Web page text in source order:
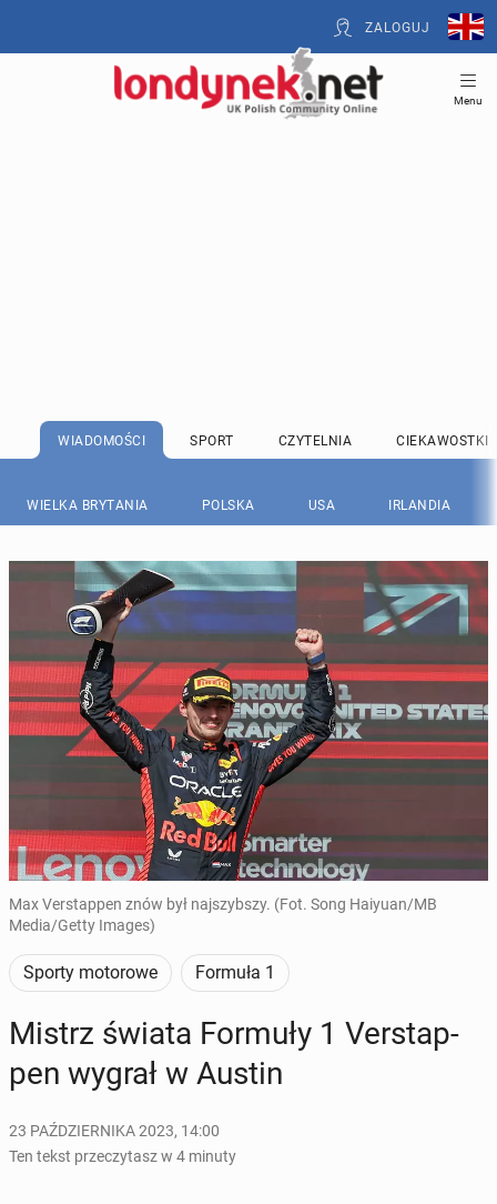
ZALOGUJ
Menu
WIADOMOŚCI SPORT CZYTELNIA CIEKAWOSTKI
WIELKA BRYTANIA POLSKA USA IRLANDIA
Max Verstappen znów był najszybszy. (Fot. Song Haiyuan/MB
Media/Getty Images)
Sporty motorowe Formuła 1
Mistrz świata Formuły 1 Ver­stap­
pen wygrał w Austin
23 PAŹDZIERNIKA 2023, 14:00
Ten tekst przeczytasz w 4 minuty